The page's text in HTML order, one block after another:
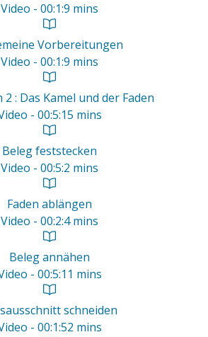
Video - 00:1:9 mins
Vorbereitungen
Video - 00:1:9 mins
: Das Kamel und der Faden
- 00:5:15 mins
Beleg feststecken
Video - 00:5:2 mins
Faden ablängen
Video - 00:2:4 mins
Beleg annähen
- 00:5:11 mins
schneiden
- 00:1:52 mins